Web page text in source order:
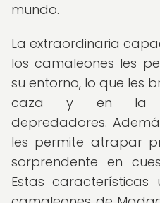
mundo.
La extraordinaria
los camaleones les
su entorno, lo que les
caza y en la
depredadores.
les permite atrapar
sorprendente en
Estas